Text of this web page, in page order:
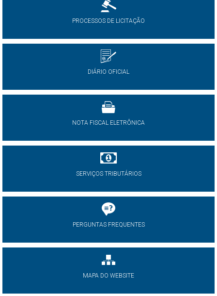
PROCESSOS DE LICITAÇÃO
DIÁRIO OFICIAL
NOTA FISCAL ELETRÔNICA
SERVIÇOS TRIBUTÁRIOS
PERGUNTAS FREQUENTES
MAPA DO WEBSITE